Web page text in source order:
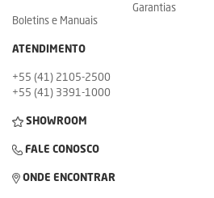
Boletins e Manuais
Garantias
ATENDIMENTO
+55 (41) 2105-2500
+55 (41) 3391-1000
SHOWROOM
FALE CONOSCO
ONDE ENCONTRAR